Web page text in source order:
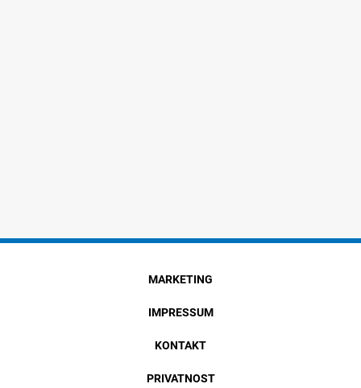
MARKETING
IMPRESSUM
KONTAKT
PRIVATNOST